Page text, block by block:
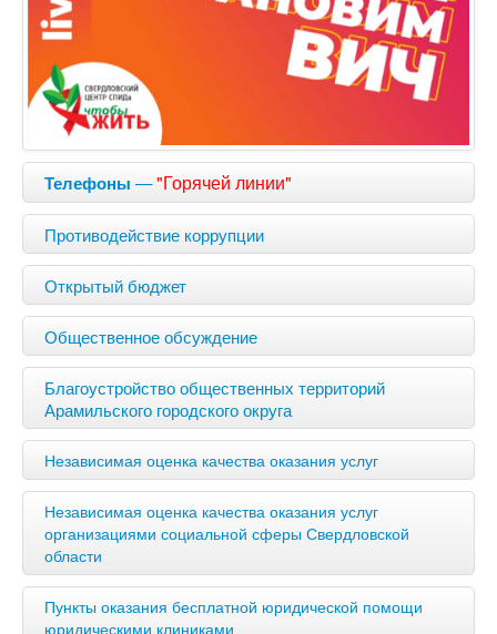
Телефоны —"Горячей линии"
Противодействие коррупции
Открытый бюджет
Общественное обсуждение
Благоустройство общественных территорий
Арамильского городского округа
Независимая оценка качества оказания услуг
Независимая оценка качества оказания услуг
организациями социальной сферы Свердловской
области
Пункты оказания бесплатной юридической помощи
юридическими клиниками